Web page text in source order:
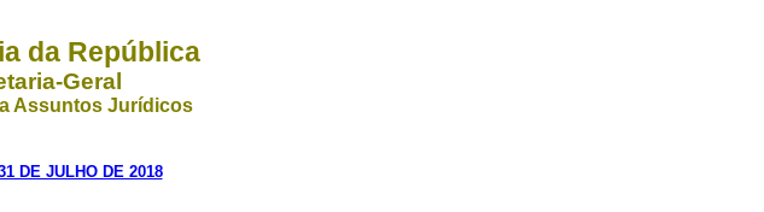
da República
Geral
Assuntos Jurídicos
DE JULHO DE 2018